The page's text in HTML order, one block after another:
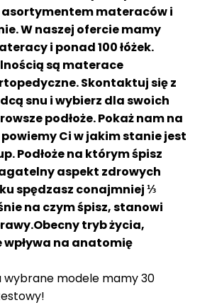
materaców i
W naszej ofercie mamy
i ponad 100 łóżek.
są materace
Skontaktuj się z
snu i wybierz dla swoich
podłoże. Pokaż nam na
Ci w jakim stanie jest
Podłoże na którym śpisz
aspekt zdrowych
spędzasz conajmniej ⅓
na czym śpisz, stanowi
tryb życia,
na anatomię
wybrane modele mamy 30